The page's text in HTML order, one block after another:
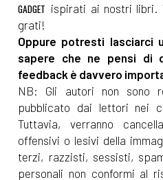
GADGET ispirati ai nostri libri.
grati!
Oppure potresti lasciarci
sapere che ne pensi di
feedback è davvero
NB: Gli autori non sono
pubblicato dai lettori nei
Tuttavia, verranno
offensivi o lesivi della
terzi, razzisti, sessisti,
personali non conformi al